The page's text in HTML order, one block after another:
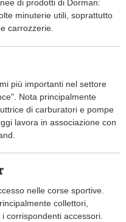
di prodotti di Dorman:
minuterie utili, soprattutto
carrozzerie.
più importanti nel settore
Nota principalmente
di carburatori e pompe
lavora in associazione con
nelle corse sportive.
collettori,
corrispondenti accessori.